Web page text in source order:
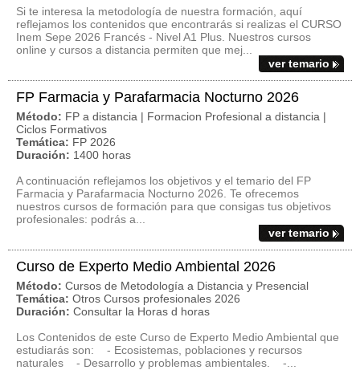
Si te interesa la metodología de nuestra formación, aquí
reflejamos los contenidos que encontrarás si realizas el CURSO
Inem Sepe 2026 Francés - Nivel A1 Plus. Nuestros cursos
online y cursos a distancia permiten que mej...
ver temario
FP Farmacia y Parafarmacia Nocturno 2026
Método: FP a distancia | Formacion Profesional a distancia |
Ciclos Formativos
Temática: FP 2026
Duración: 1400 horas
A continuación reflejamos los objetivos y el temario del FP
Farmacia y Parafarmacia Nocturno 2026. Te ofrecemos
nuestros cursos de formación para que consigas tus objetivos
profesionales: podrás a...
ver temario
Curso de Experto Medio Ambiental 2026
Método: Cursos de Metodología a Distancia y Presencial
Temática: Otros Cursos profesionales 2026
Duración: Consultar la Horas d horas
Los Contenidos de este Curso de Experto Medio Ambiental que
estudiarás son: - Ecosistemas, poblaciones y recursos
naturales - Desarrollo y problemas ambientales. -...